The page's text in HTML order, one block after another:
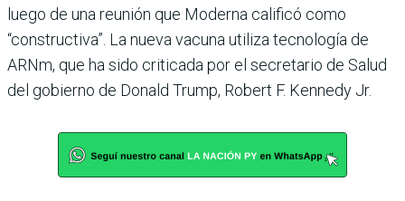
luego de una reunión que Moderna calificó como
“constructiva”. La nueva vacuna utiliza tecnología de
ARNm, que ha sido criticada por el secretario de Salud
del gobierno de Donald Trump, Robert F. Kennedy Jr.